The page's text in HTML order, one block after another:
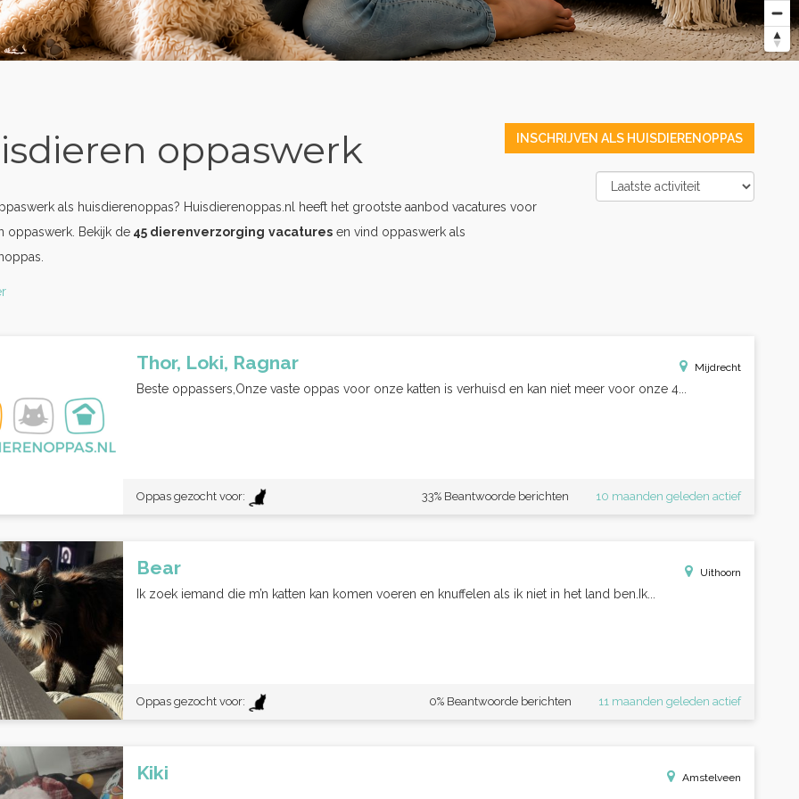
oppaswerk
als huisdierenoppas? Huisdierenoppas.nl heeft het grootste aanbod vacatures voor
oppaswerk. Bekijk de 45 dierenverzorging vacatures en vind oppaswerk als
INSCHRIJVEN ALS HUISDIERENOPPAS
Thor, Loki, Ragnar Mijdrecht
Beste oppassers,Onze vaste oppas voor onze katten is verhuisd en kan niet meer voor onze 4...
Oppas gezocht voor: 10 maanden geleden actief
33% Beantwoorde berichten
Bear Uithoorn
Ik zoek iemand die m’n katten kan komen voeren en knuffelen als ik niet in het land ben.Ik...
Oppas gezocht voor: 11 maanden geleden actief
0% Beantwoorde berichten
Kiki Amstelveen